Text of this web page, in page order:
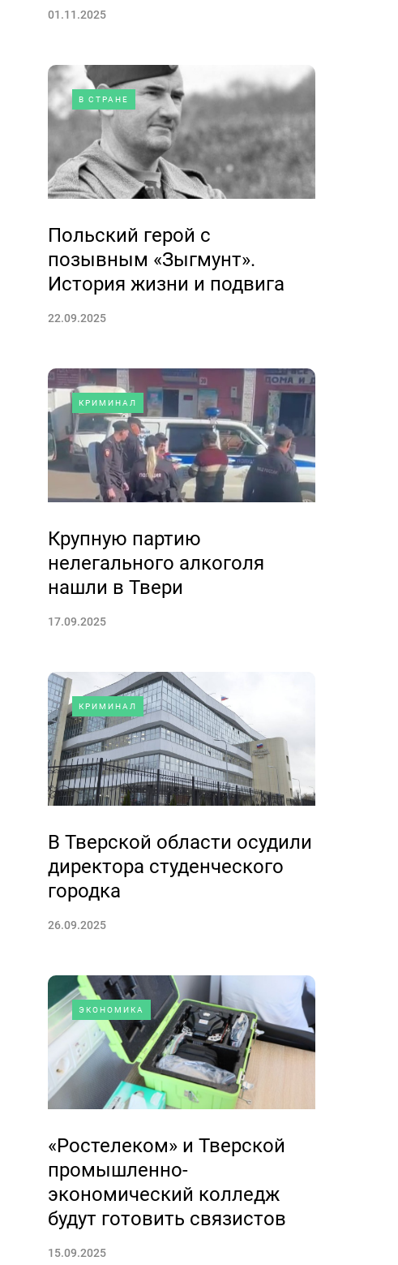
01.11.2025
В СТРАНЕ
Польский герой с
позывным «Зыгмунт».
История жизни и подвига
22.09.2025
КРИМИНАЛ
Крупную партию
нелегального алкоголя
нашли в Твери
17.09.2025
КРИМИНАЛ
В Тверской области осудили
директора студенческого
городка
26.09.2025
ЭКОНОМИКА
«Ростелеком» и Тверской
промышленно-
экономический колледж
будут готовить связистов
15.09.2025